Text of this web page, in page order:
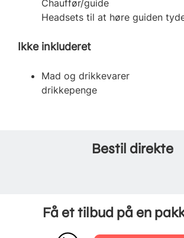
Chauffør/guide
Headsets til at høre guiden
Ikke inkluderet
Mad og drikkevarer
drikkepenge
Bestil direkte
Få et tilbud på en